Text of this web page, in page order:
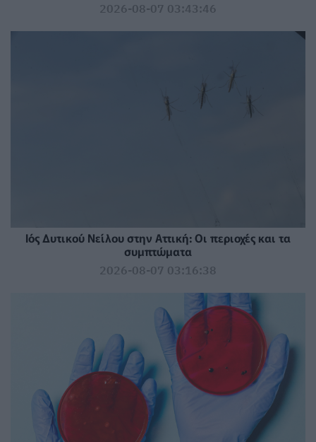
2026-08-07 03:43:46
Ιός Δυτικού Νείλου στην Αττική: Οι περιοχές και τα
συμπτώματα
2026-08-07 03:16:38